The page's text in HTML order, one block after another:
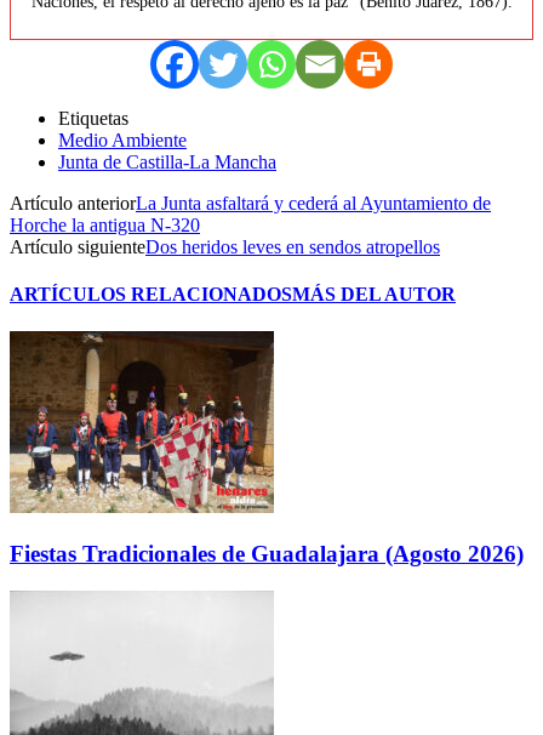
Etiquetas
Medio Ambiente
Junta de Castilla-La Mancha
Artículo anteriorLa Junta asfaltará y cederá al Ayuntamiento de
Horche la antigua N-320
Artículo siguienteDos heridos leves en sendos atropellos
ARTÍCULOS RELACIONADOSMÁS DEL AUTOR
Fiestas Tradicionales de Guadalajara (Agosto 2026)